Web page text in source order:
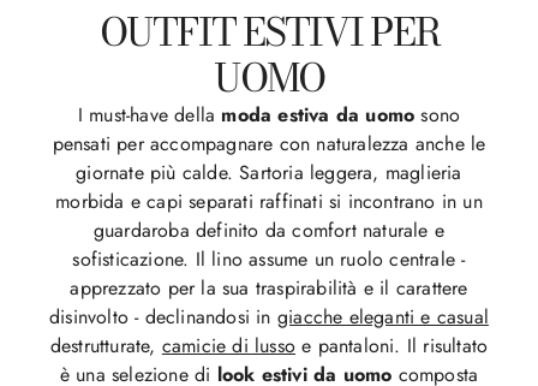
OUTFIT ESTIVI PER
UOMO
I must-have della moda estiva da uomo sono
pensati per accompagnare con naturalezza anche le
giornate più calde. Sartoria leggera, maglieria
morbida e capi separati raffinati si incontrano in un
guardaroba definito da comfort naturale e
sofisticazione. Il lino assume un ruolo centrale -
apprezzato per la sua traspirabilità e il carattere
disinvolto - declinandosi in giacche eleganti e casual
destrutturate, camicie di lusso e pantaloni. Il risultato
è una selezione di look estivi da uomo composta